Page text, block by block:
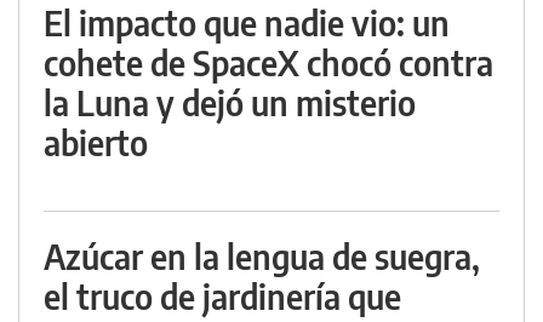
El impacto que nadie vio: un
cohete de SpaceX chocó contra
la Luna y dejó un misterio
abierto
Azúcar en la lengua de suegra,
el truco de jardinería que